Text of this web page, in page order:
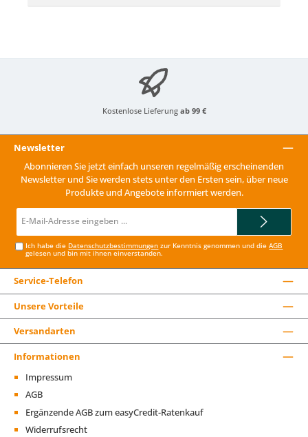
Kostenlose Lieferung ab 99 €
Newsletter
Abonnieren Sie jetzt einfach unseren regelmäßig erscheinenden
Newsletter und Sie werden stets unter den Ersten sein, über neue
Produkte und Angebote informiert werden.
Mail-
Ich habe die Datenschutzbestimmungen zur Kenntnis genommen und dieAGB
gelesen und bin mit ihnen einverstanden.
Service-Telefon
Unsere Vorteile
Versandarten
Informationen
Impressum
AGB
Ergänzende AGB zum easyCredit-Ratenkauf
Widerrufsrecht